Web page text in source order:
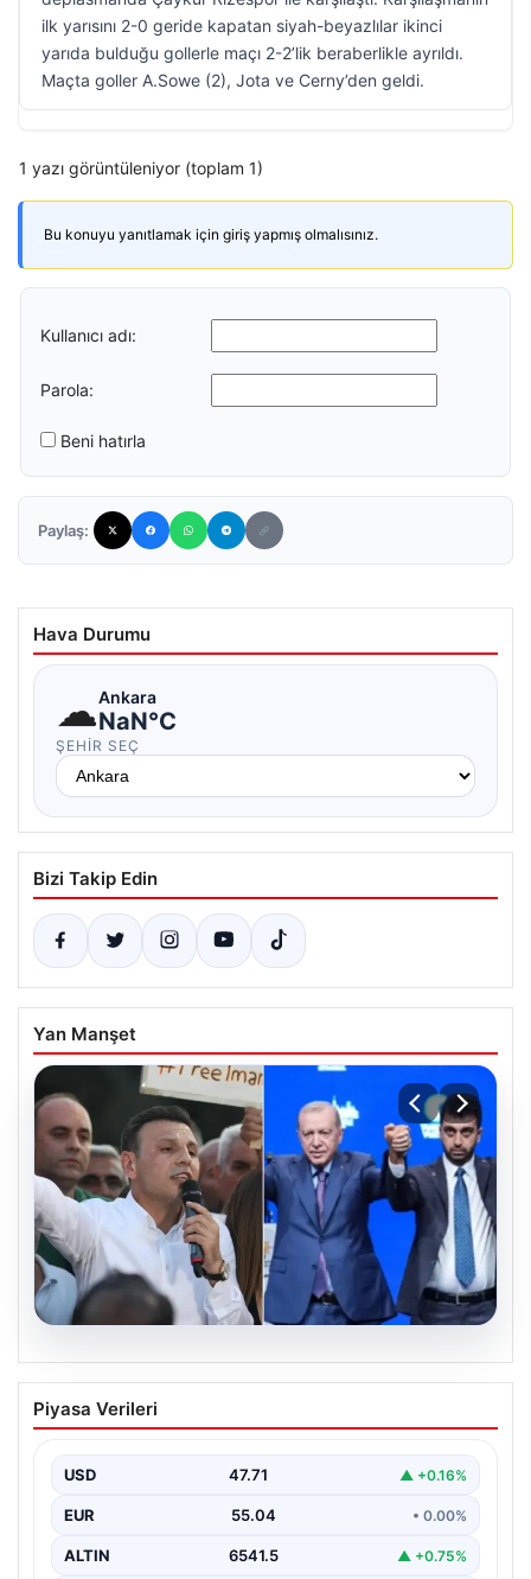
ilk yarısını 2-0 geride kapatan siyah-beyazlılar ikinci
yarıda bulduğu gollerle maçı 2-2’lik beraberlikle ayrıldı.
Maçta goller A.Sowe (2), Jota ve Cerny’den geldi.
1 yazı görüntüleniyor (toplam 1)
Bu konuyu yanıtlamak için giriş yapmış olmalısınız.
Kullanıcı adı:
Parola:
Beni hatırla
Paylaş:
Hava Durumu
☁Ankara
NaN°C
ŞEHIR SEÇ
Bizi Takip Edin
Yan Manşet
05.08.2026
Tuzla’da ‘Millet İradesine Saygı’
yürüyüşü… Özgür Çelik ne olduğunu tek
altına, hırsızlığın altına niye imza atsın?’
{ "title": "Tuzla'da 'Millet İradesine Saygı' Yürüyüşü ve
Özgür Çelik'ten Açıklamalar", "content": "Tuzla
ilçesinde…
Piyasa Verileri
USD 47.71 ▲ +0.16%
EUR 55.04 • 0.00%
ALTIN 6541.5 ▲ +0.75%